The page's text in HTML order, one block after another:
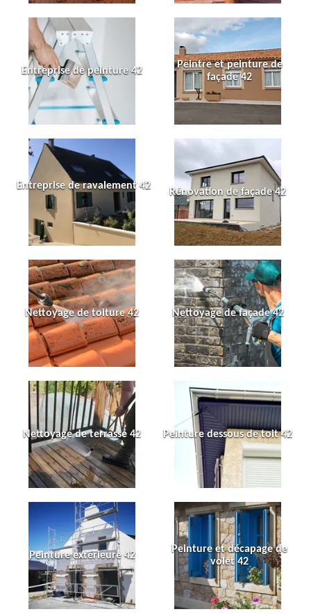
Entreprise de peinture 42
Peintre et peinture de
façade 42
Entreprise de ravalement 42
Rénovation de façade 42
Nettoyage de toiture 42 Nettoyage de façade 42
Nettoyage de terrasse 42 Peinture dessous de toit 42
Peinture extérieure 42
Peinture et décapage de
volet 42